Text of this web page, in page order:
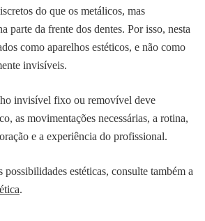
do que os metálicos, mas
parte da frente dos dentes. Por isso, nesta
como aparelhos estéticos, e não como
invisíveis.
invisível fixo ou removível deve
as movimentações necessárias, a rotina,
e a experiência do profissional.
possibilidades estéticas, consulte também a
.